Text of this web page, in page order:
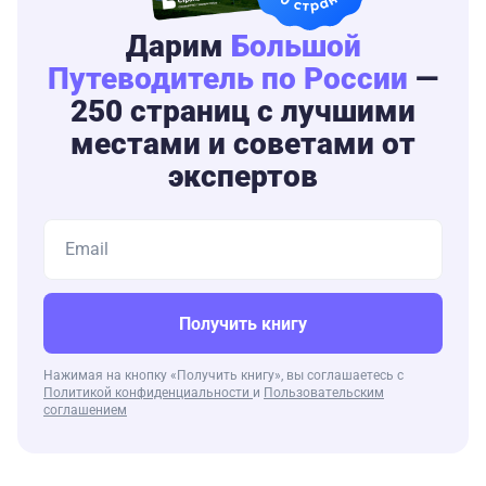
Дарим Большой
Путеводитель по России —
250 страниц с лучшими
местами и советами от
экспертов
Получить книгу
Нажимая на кнопку «Получить книгу», вы соглашаетесь с
Политикой конфиденциальности и Пользовательским
соглашением